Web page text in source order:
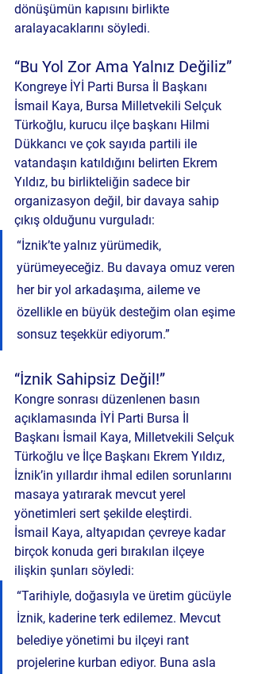
dönüşümün kapısını birlikte
aralayacaklarını söyledi.
“Bu Yol Zor Ama Yalnız Değiliz”
Kongreye İYİ Parti Bursa İl Başkanı
İsmail Kaya, Bursa Milletvekili Selçuk
Türkoğlu, kurucu ilçe başkanı Hilmi
Dükkancı ve çok sayıda partili ile
vatandaşın katıldığını belirten Ekrem
Yıldız, bu birlikteliğin sadece bir
organizasyon değil, bir davaya sahip
çıkış olduğunu vurguladı:
“İznik’te yalnız yürümedik,
yürümeyeceğiz. Bu davaya omuz veren
her bir yol arkadaşıma, aileme ve
özellikle en büyük desteğim olan eşime
sonsuz teşekkür ediyorum.”
“İznik Sahipsiz Değil!”
Kongre sonrası düzenlenen basın
açıklamasında İYİ Parti Bursa İl
Başkanı İsmail Kaya, Milletvekili Selçuk
Türkoğlu ve İlçe Başkanı Ekrem Yıldız,
İznik’in yıllardır ihmal edilen sorunlarını
masaya yatırarak mevcut yerel
yönetimleri sert şekilde eleştirdi.
İsmail Kaya, altyapıdan çevreye kadar
birçok konuda geri bırakılan ilçeye
ilişkin şunları söyledi:
“Tarihiyle, doğasıyla ve üretim gücüyle
İznik, kaderine terk edilemez. Mevcut
belediye yönetimi bu ilçeyi rant
projelerine kurban ediyor. Buna asla